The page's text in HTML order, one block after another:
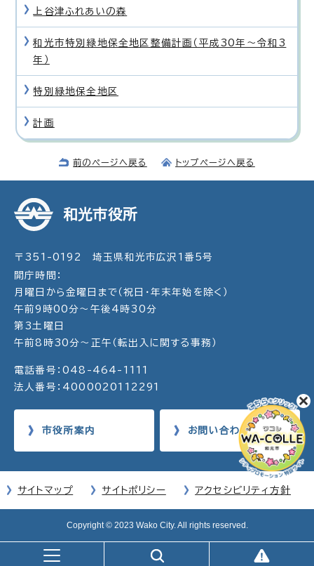
上谷津ふれあいの森
和光市特別緑地保全地区整備計画（平成30年〜令和3
年）
特別緑地保全地区
計画
前のページへ戻る トップページへ戻る
和光市役所
〒351-0192 埼玉県和光市広沢1番5号
開庁時間：
月曜日から金曜日まで（祝日・年末年始を除く）
午前9時00分～午後4時30分
第3土曜日
午前8時30分～正午（転出入に関する事務）
電話番号：048-464-1111
法人番号：4000020112291
市役所案内 お問い合わせ
サイトマップ サイトポリシー アクセシビリティ方針
Copyright © 2023 Wako City. All rights reserved.